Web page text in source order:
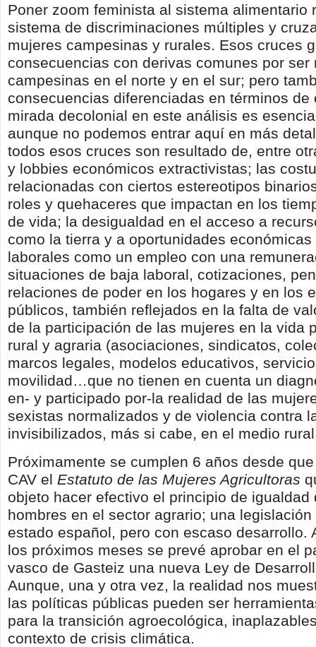
Poner zoom feminista al sistema alimentario
sistema de discriminaciones múltiples y
mujeres campesinas y rurales. Esos cruces
consecuencias con derivas comunes por ser
campesinas en el norte y en el sur; pero
consecuencias diferenciadas en términos de
mirada decolonial en este análisis es
aunque no podemos entrar aquí en más
todos esos cruces son resultado de, entre
y lobbies económicos extractivistas; las
relacionadas con ciertos estereotipos
roles y quehaceres que impactan en los
de vida; la desigualdad en el acceso a
como la tierra y a oportunidades
laborales como un empleo con una
situaciones de baja laboral, cotizaciones,
relaciones de poder en los hogares y en los
públicos, también reflejados en la falta de
de la participación de las mujeres en la vida
rural y agraria (asociaciones, sindicatos,
marcos legales, modelos educativos,
movilidad…que no tienen en cuenta un
en- y participado por-la realidad de las
sexistas normalizados y de violencia contra
invisibilizados, más si cabe, en el medio
Próximamente se cumplen 6 años desde
CAV el Estatuto de las Mujeres Agricultoras
objeto hacer efectivo el principio de igualdad
hombres en el sector agrario; una
estado español, pero con escaso desarrollo.
los próximos meses se prevé aprobar en el
vasco de Gasteiz una nueva Ley de
Aunque, una y otra vez, la realidad nos
las políticas públicas pueden ser
para la transición agroecológica,
contexto de crisis climática.